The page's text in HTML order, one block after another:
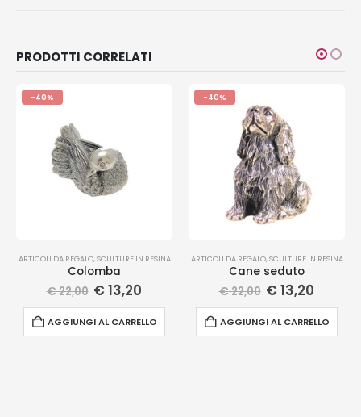
PRODOTTI CORRELATI
-40%
ARTICOLI DA REGALO,SCULTURE IN RESINA
Colomba
€22,00 € 13,20
AGGIUNGI AL CARRELLO
-40%
ARTICOLI DA REGALO,SCULTURE IN RESINA
Cane seduto
€22,00 € 13,20
AGGIUNGI AL CARRELLO